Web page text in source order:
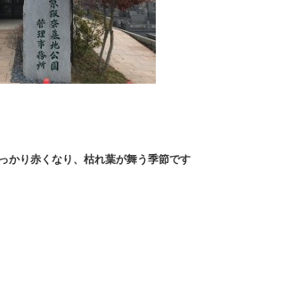
かり赤くなり、枯れ葉が舞う季節です